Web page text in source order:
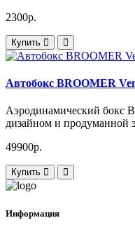
2300р.
Купить
Автобокс BROOMER
Аэродинамический бокс
дизайном и продуманной
49900р.
Купить
Информация